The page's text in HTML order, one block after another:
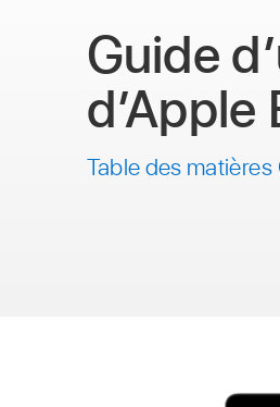
Guide
Table des matières